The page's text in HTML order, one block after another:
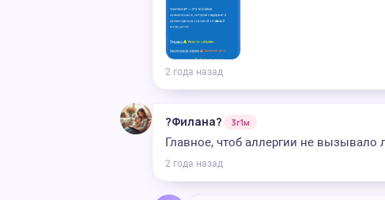
2 года назад
?Филана? 3г1м
Главное, чтоб аллергии не вызывало
2 года назад